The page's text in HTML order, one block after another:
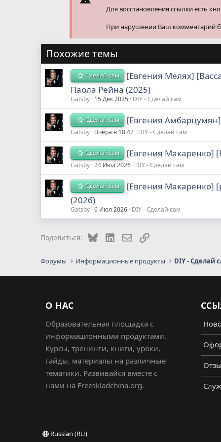
Для восстановления ссылки есть
При нарушении Ваш комментарий
Похожие темы
Сделай сам
[Евгения Мелях]
Паола Рейна (2025)
Gatsby 15 Дек 2025 DIY - Сделай сам
Сделай сам [Евгения
Gatsby Вчера в 18:42 DIY - Сделай сам
Сделай сам [Евгения Макаренко]
Gatsby 24 Июл 2026 DIY - Сделай сам
Сделай сам
[Евгения Макаренко]
(2026)
Gatsby 6 Июл 2026 DIY - Сделай сам
Поделиться: BlueskyLinkedInЭлектронная почта
Ссылка
Форумы Информационные продукты DIY - Сделай
О НАС
Образовательная площадка с
информационными продуктами.
Курсы, тренинги, книги, уроки,
гайды, материалы на различные
тематики. Развивайся вместе с
нами на Freeskladchina.org.
Russian (RU)